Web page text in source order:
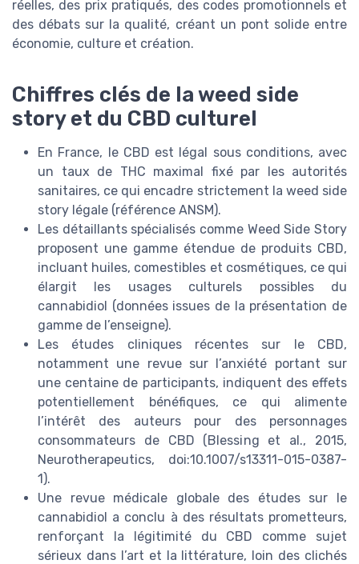
réelles, des prix pratiqués, des codes promotionnels et
des débats sur la qualité, créant un pont solide entre
économie, culture et création.
Chiffres clés de la weed side
story et du CBD culturel
En France, le CBD est légal sous conditions, avec
un taux de THC maximal fixé par les autorités
sanitaires, ce qui encadre strictement la weed side
story légale (référence ANSM).
Les détaillants spécialisés comme Weed Side Story
proposent une gamme étendue de produits CBD,
incluant huiles, comestibles et cosmétiques, ce qui
élargit les usages culturels possibles du
cannabidiol (données issues de la présentation de
gamme de l’enseigne).
Les études cliniques récentes sur le CBD,
notamment une revue sur l’anxiété portant sur
une centaine de participants, indiquent des effets
potentiellement bénéfiques, ce qui alimente
l’intérêt des auteurs pour des personnages
consommateurs de CBD (Blessing et al., 2015,
Neurotherapeutics, doi:10.1007/s13311-015-0387-
1).
Une revue médicale globale des études sur le
cannabidiol a conclu à des résultats prometteurs,
renforçant la légitimité du CBD comme sujet
sérieux dans l’art et la littérature, loin des clichés